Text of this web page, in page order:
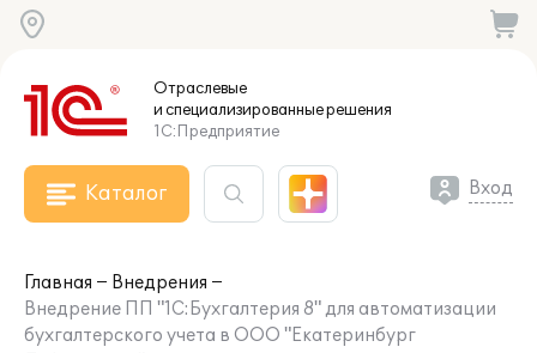
Отраслевые
и специализированныерешения
1С:Предприятие
Каталог Вход
Главная
Внедрения
Внедрение ПП "1С:Бухгалтерия 8" для автоматизации
бухгалтерского учета в ООО "Екатеринбург